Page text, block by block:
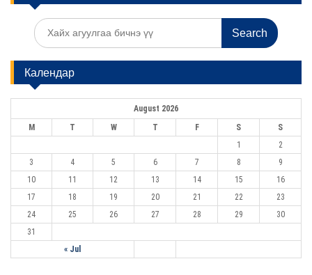
S
e
r
c
h
f
r
:
Календар
August 2026
M
T W T F S S
« Jul
1
2
3
4 5 6 7 8
9
10
11 12 13 14 15
16
17
18 19 20 21 22
23
24
25 26 27 28 29
30
31